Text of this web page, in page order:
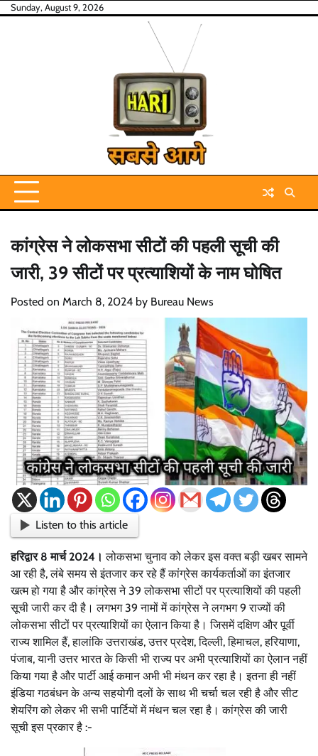
SkipSunday, August 9, 2026
कांग्रेस ने लोकसभा सीटों की पहली सूची की
जारी, 39 सीटों पर प्रत्याशियों के नाम घोषित
Posted on March 8, 2024 by Bureau News
Listen to this article
हरिद्वार 8 मार्च 2024। लोकसभा चुनाव को लेकर इस वक्त बड़ी खबर सामने
आ रही है, लंबे समय से इंतजार कर रहे हैं कांग्रेस कार्यकर्ताओं का इंतजार
खत्म हो गया है और कांग्रेस ने 39 लोकसभा सीटों पर प्रत्याशियों की पहली
सूची जारी कर दी है। लगभग 39 नामों में कांग्रेस ने लगभग 9 राज्यों की
लोकसभा सीटों पर प्रत्याशियों का ऐलान किया है। जिसमें दक्षिण और पूर्वी
राज्य शामिल हैं, हालांकि उत्तराखंड, उत्तर प्रदेश, दिल्ली, हिमाचल, हरियाणा,
पंजाब, यानी उत्तर भारत के किसी भी राज्य पर अभी प्रत्याशियों का ऐलान नहीं
किया गया है और पार्टी आई कमान अभी भी मंथन कर रहा है। इतना ही नहीं
इंडिया गठबंधन के अन्य सहयोगी दलों के साथ भी चर्चा चल रही है और सीट
शेयरिंग को लेकर भी सभी पार्टियों में मंथन चल रहा है। कांग्रेस की जारी
सूची इस प्रकार है :-